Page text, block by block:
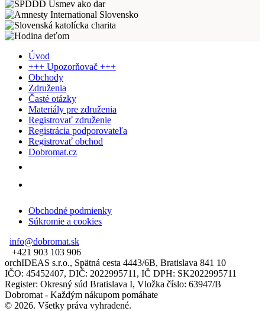
Úvod
+++ Upozorňovač +++
Obchody
Združenia
Časté otázky
Materiály pre združenia
Registrovať združenie
Registrácia podporovateľa
Registrovať obchod
Dobromat.cz
Obchodné podmienky
Súkromie a cookies
info@dobromat.sk
+421 903 103 906
orchIDEAS s.r.o., Spätná cesta 4443/6B, Bratislava 841 10
IČO: 45452407, DIČ: 2022995711, IČ DPH: SK2022995711
Register: Okresný súd Bratislava I, Vložka číslo: 63947/B
Dobromat - Každým nákupom pomáhate
© 2026. Všetky práva vyhradené.